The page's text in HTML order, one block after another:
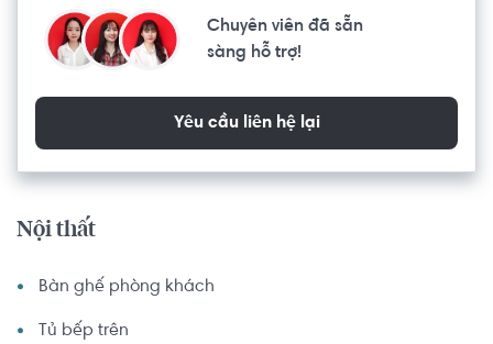
Chuyên viên đã sẵn
sàng hỗ trợ!
Yêu cầu liên hệ lại
Nội thất
Bàn ghế phòng khách
Tủ bếp trên